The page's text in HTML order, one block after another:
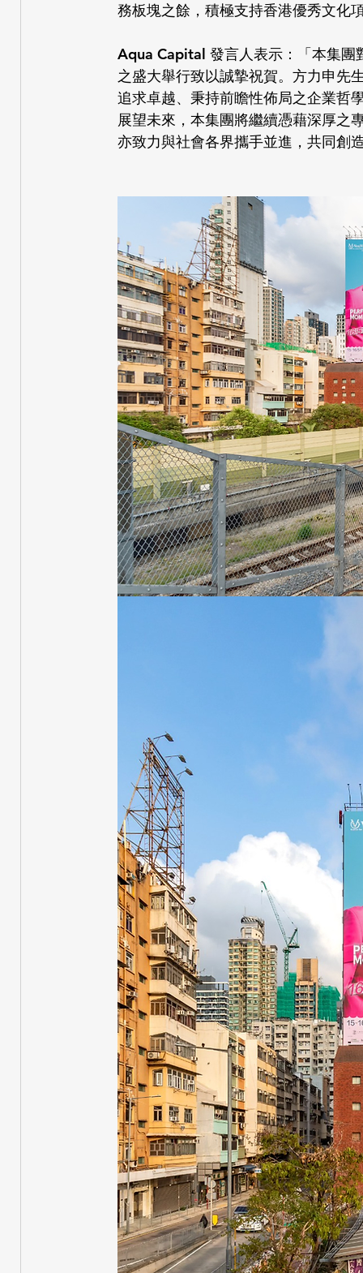
務板塊之餘，積極支持香港優秀文化
Aqua Capital 發言人表示：「本集
之盛大舉行致以誠摯祝賀。方力申先
追求卓越、秉持前瞻性佈局之企業哲
展望未來，本集團將繼續憑藉深厚之
亦致力與社會各界攜手並進，共同創